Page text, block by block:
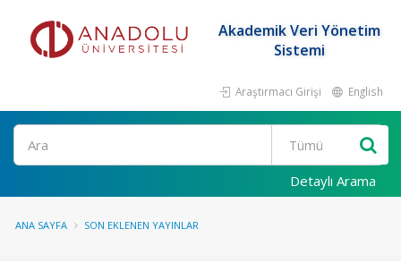
Akademik Veri Yönetim
Sistemi
Araştırmacı Girişi English
Ara
Detaylı Arama
ANA SAYFA SON EKLENEN YAYINLAR